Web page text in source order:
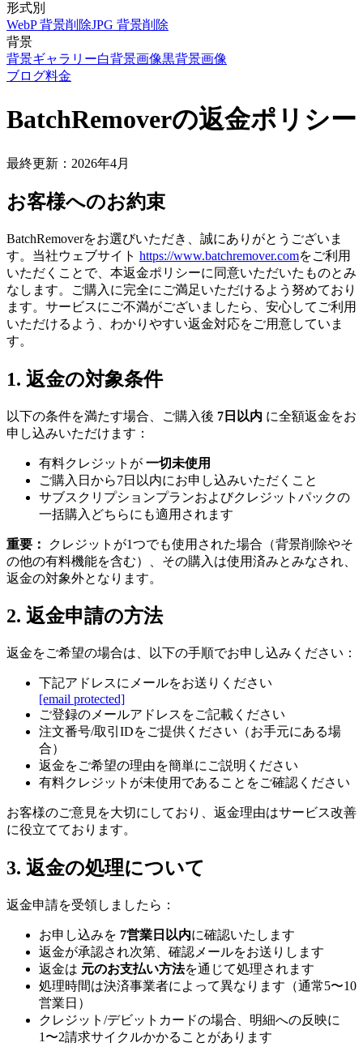
形式別
WebP 背景削除JPG 背景削除
背景
背景ギャラリー白背景画像黒背景画像
ブログ料金
BatchRemoverの返金ポリシー
最終更新：2026年4月
お客様へのお約束
BatchRemoverをお選びいただき、誠にありがとうございま
す。当社ウェブサイト https://www.batchremover.comをご利用
いただくことで、本返金ポリシーに同意いただいたものとみ
なします。ご購入に完全にご満足いただけるよう努めており
ます。サービスにご不満がございましたら、安心してご利用
いただけるよう、わかりやすい返金対応をご用意していま
す。
1. 返金の対象条件
以下の条件を満たす場合、ご購入後 7日以内 に全額返金をお
申し込みいただけます：
有料クレジットが 一切未使用
ご購入日から7日以内にお申し込みいただくこと
サブスクリプションプランおよびクレジットパックの
一括購入どちらにも適用されます
重要：
クレジットが1つでも使用された場合（背景削除やそ
の他の有料機能を含む）、その購入は使用済みとみなされ、
返金の対象外となります。
2. 返金申請の方法
返金をご希望の場合は、以下の手順でお申し込みください：
下記アドレスにメールをお送りください
[email protected]
ご登録のメールアドレスをご記載ください
注文番号/取引IDをご提供ください（お手元にある場
合）
返金をご希望の理由を簡単にご説明ください
有料クレジットが未使用であることをご確認ください
お客様のご意見を大切にしており、返金理由はサービス改善
に役立てております。
3. 返金の処理について
返金申請を受領しましたら：
お申し込みを 7営業日以内に確認いたします
返金が承認され次第、確認メールをお送りします
返金は 元のお支払い方法を通じて処理されます
処理時間は決済事業者によって異なります（通常5〜10
営業日）
クレジット/デビットカードの場合、明細への反映に
1〜2請求サイクルかかることがあります